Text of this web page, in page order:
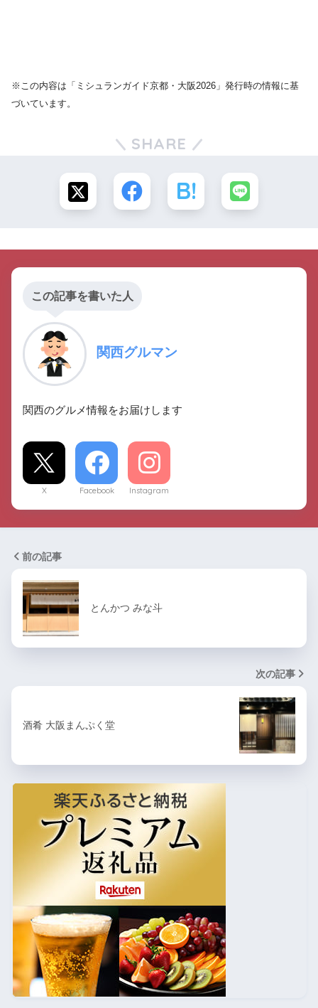
※この内容は「ミシュランガイド京都・大阪2026」発行時の情報に基
づいています。
SHARE
この記事を書いた人
関西グルマン
関西のグルメ情報をお届けします
X Facebook Instagram
前の記事
とんかつ みな斗
次の記事
酒肴 大阪まんぷく堂